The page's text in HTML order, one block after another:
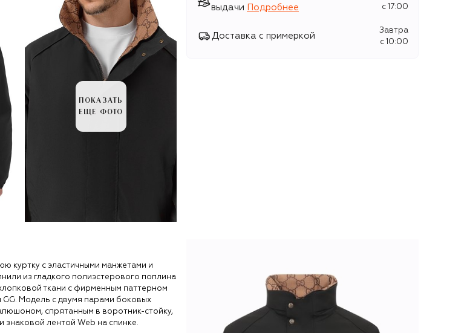
ПОКАЗАТЬ
ЕЩЕ ФОТО
выдачи
Подробнее
c 17:00
Доставка с примеркой
Завтра
c 10:00
куртку с эластичными манжетами и
из гладкого полиэстерового поплина
ткани с фирменным паттерном
GG. Модель с двумя парами боковых
спрятанным в воротник-стойку,
знаковой лентой Web на спинке.